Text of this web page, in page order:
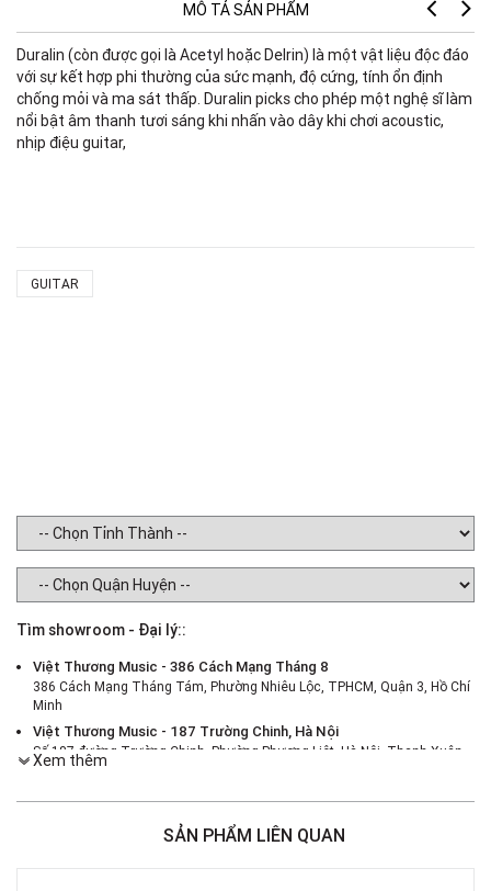
MÔ TẢ SẢN PHẨM
Duralin (còn được gọi là Acetyl hoặc Delrin) là một vật liệu độc đáo
với sự kết hợp phi thường của sức mạnh, độ cứng, tính ổn định
chống mỏi và ma sát thấp. Duralin picks cho phép một nghệ sĩ làm
nổi bật âm thanh tươi sáng khi nhấn vào dây khi chơi acoustic,
nhịp điệu guitar,
GUITAR
Tìm showroom - Đại lý::
Việt Thương Music - 386 Cách Mạng Tháng 8
386 Cách Mạng Tháng Tám, Phường Nhiêu Lộc, TPHCM, Quận 3, Hồ Chí
Minh
Việt Thương Music - 187 Trường Chinh, Hà Nội
Số 187 đường Trường Chinh, Phường Phương Liệt, Hà Nội, Thanh Xuân ,
Hà Nội
Việt Thương Music - 46 Hào Nam
Việt Thương Music - Crescent Mall
Xem thêm
SẢN PHẨM LIÊN QUAN